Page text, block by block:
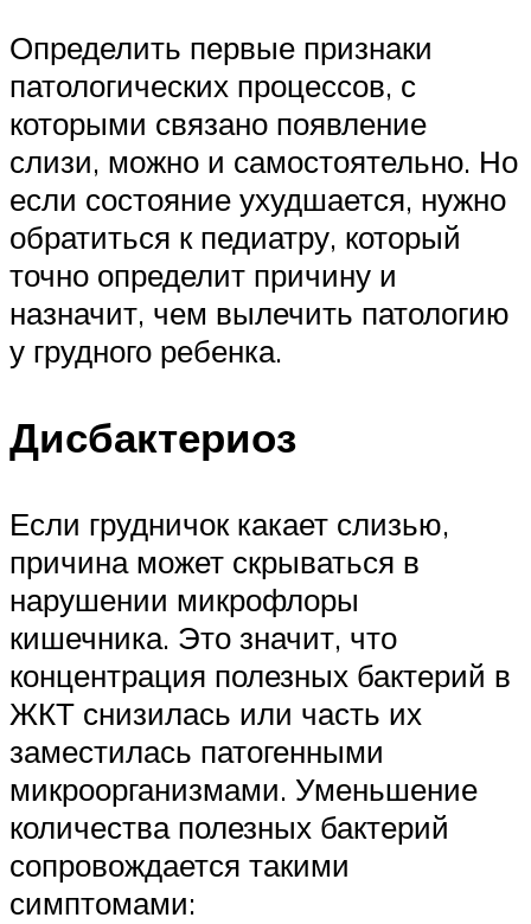
Определить первые признаки
патологических процессов, с
которыми связано появление
слизи, можно и самостоятельно. Но
если состояние ухудшается, нужно
обратиться к педиатру, который
точно определит причину и
назначит, чем вылечить патологию
у грудного ребенка.
Дисбактериоз
Если грудничок какает слизью,
причина может скрываться в
нарушении микрофлоры
кишечника. Это значит, что
концентрация полезных бактерий в
ЖКТ снизилась или часть их
заместилась патогенными
микроорганизмами. Уменьшение
количества полезных бактерий
сопровождается такими
симптомами: